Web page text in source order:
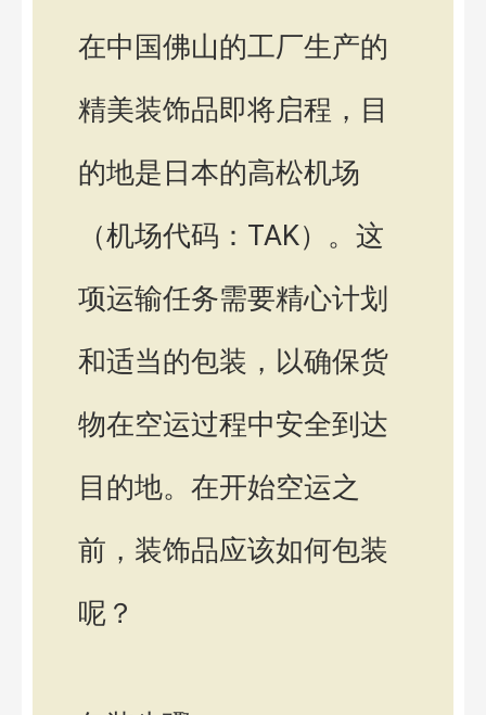
在中国佛山的工厂生产的
精美装饰品即将启程，目
的地是日本的高松机场
（机场代码：TAK）。这
项运输任务需要精心计划
和适当的包装，以确保货
物在空运过程中安全到达
目的地。在开始空运之
前，装饰品应该如何包装
呢？